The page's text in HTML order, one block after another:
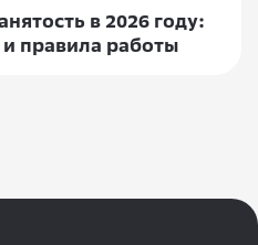
в 2026 году:
и правила работы